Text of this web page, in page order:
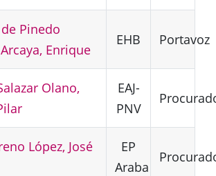
Pinedo
Enrique
EHB Portavoz
Olano,
EAJ-
PNV
López, José
EP
Araba